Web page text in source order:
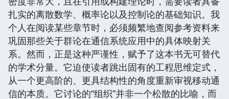
扎实的离散数学、概率论以及控制论的基础知识。我
个人在阅读某些章节时，必须频繁地查阅参考资料来
巩固那些关于群论在通信系统应用中的具体映射关
系。然而，正是这种严谨性，赋予了这本书无可替代
的学术分量。它迫使读者跳出固有的工程思维定式，
从一个更高阶的、更具结构性的角度重新审视移动通
信的本质。它讨论的“组织”并非一个松散的比喻，而